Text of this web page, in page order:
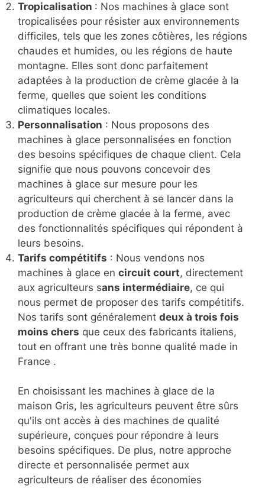
Tropicalisation : Nos machines à glace sont
tropicalisées pour résister aux environnements
difficiles, tels que les zones côtières, les régions
chaudes et humides, ou les régions de haute
montagne. Elles sont donc parfaitement
adaptées à la production de crème glacée à la
ferme, quelles que soient les conditions
climatiques locales.
Personnalisation : Nous proposons des
machines à glace personnalisées en fonction
des besoins spécifiques de chaque client. Cela
signifie que nous pouvons concevoir des
machines à glace sur mesure pour les
agriculteurs qui cherchent à se lancer dans la
production de crème glacée à la ferme, avec
des fonctionnalités spécifiques qui répondent à
leurs besoins.
Tarifs compétitifs : Nous vendons nos
machines à glace en circuit court, directement
aux agriculteurs sans intermédiaire, ce qui
nous permet de proposer des tarifs compétitifs.
Nos tarifs sont généralement deux à trois fois
moins chers que ceux des fabricants italiens,
tout en offrant une très bonne qualité made in
France .
En choisissant les machines à glace de la
maison Gris, les agriculteurs peuvent être sûrs
qu'ils ont accès à des machines de qualité
supérieure, conçues pour répondre à leurs
besoins spécifiques. De plus, notre approche
directe et personnalisée permet aux
agriculteurs de réaliser des économies